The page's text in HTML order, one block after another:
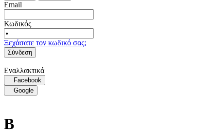
Email
Κωδικός
Ξεχάσατε τον κωδικό σας;
Σύνδεση
Εναλλακτικά
Facebook
Google
B